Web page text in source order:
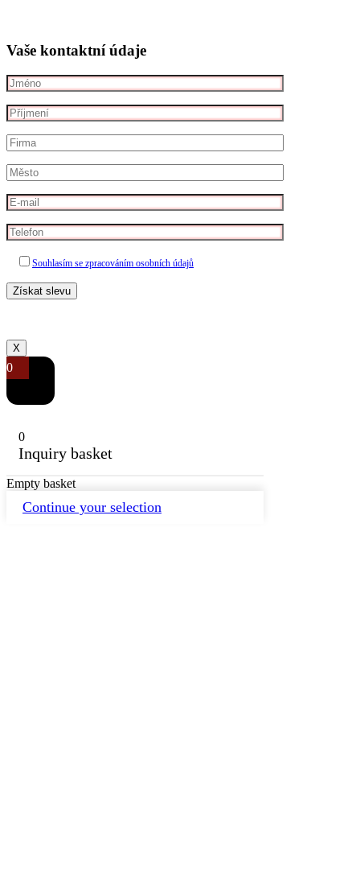
Vaše kontaktní údaje
Souhlasím se zpracováním osobních údajů
X
0
0
Inquiry basket
Empty basket
Continue your selection